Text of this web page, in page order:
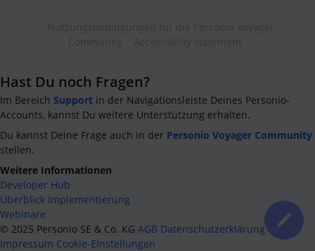
Hast Du noch Fragen?
Im Bereich Support in der Navigationsleiste Deines Personio-
Accounts, kannst Du weitere Unterstützung erhalten.
Du kannst Deine Frage auch in der Personio Voyager Community
stellen.
Weitere Informationen
Developer Hub
Überblick Implementierung
Webinare
© 2025 Personio SE & Co. KG AGB Datenschutzerklärung
Impressum Cookie-Einstellungen